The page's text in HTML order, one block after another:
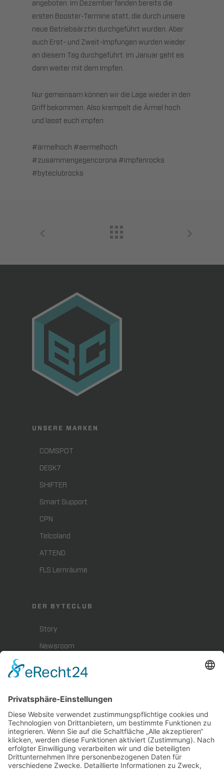
angeboten. Im Dezember fanden bereits die
ersten Booster-Termine statt, die durch unsere
neue Betriebsärztin durchgeführt wurden. Aber
auch Erst- und Zweit-Impfungen wurden wieder
an diesem Tag durchgeführt. Im Januar geht es
dann weiter mit dem Impfen.
Nur gemeinsam können wir die Lage wieder in den
Griff bekommen. Also krempelt die Ärmel hoch
und lasst euch impfen.
#ärmelhoch #aermelhoch
#zusammengegencorona #impfenrocks
#byteclubrocks
UNSERE MARKEN
COMSPOT
DESK7
SHIFTER
Smart Support
CPN
Telcoland
ATTEND
FLS Lernräume
DER BYTECLUB
Story
Newsroom
Karriere
BYTEBLOG
Downloads
Impressum
Datenschutz
Hinweisgeberschutz